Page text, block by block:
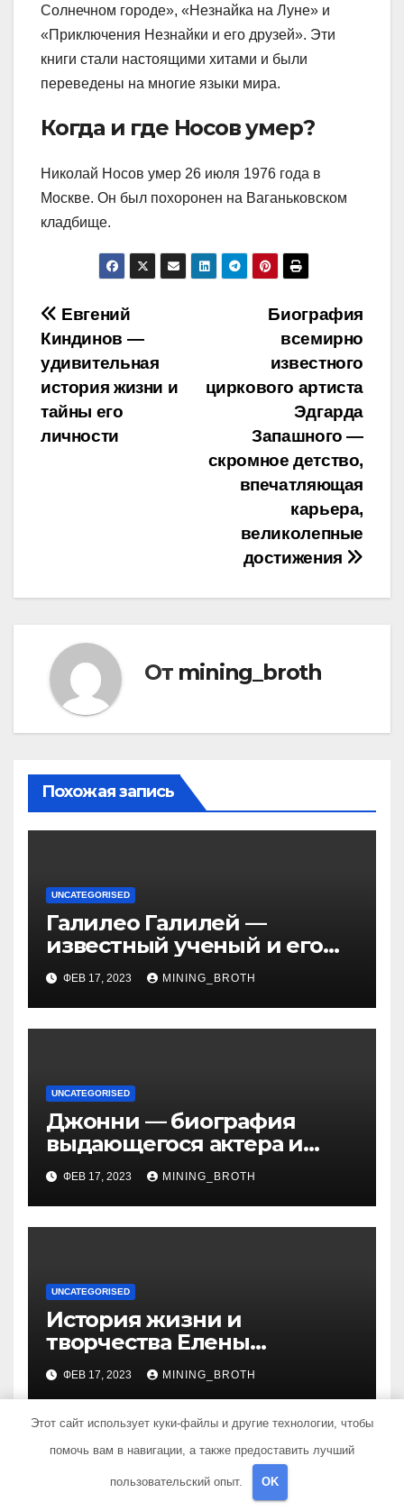
Солнечном городе», «Незнайка на Луне» и
«Приключения Незнайки и его друзей». Эти
книги стали настоящими хитами и были
переведены на многие языки мира.
Когда и где Носов умер?
Николай Носов умер 26 июля 1976 года в
Москве. Он был похоронен на Ваганьковском
кладбище.
Навигация
по
записям
Биография
всемирно
известного
циркового артиста
Эдгарда
Запашного —
скромное детство,
впечатляющая
карьера,
великолепные
достижения
Евгений
Киндинов —
удивительная
история жизни и
тайны его
личности
От mining_broth
Похожая запись
UNCATEGORISED
Галилео Галилей —
известный ученый и его
открытия — краткая
биография, достижения и
вклад в науку
ФЕВ 17, 2023 MINING_BROTH
UNCATEGORISED
Джонни — биография
выдающегося актера и
талантливого певца, чья
артистичность захватывает
миллионы сердец
ФЕВ 17, 2023 MINING_BROTH
UNCATEGORISED
История жизни и
творчества Елены
Дубровской — биография,
достижения, интересные
ФЕВ 17, 2023 MINING_BROTH
Добавить комментарий
Этот сайт использует куки-файлы и другие технологии, чтобы
помочь вам в навигации, а также предоставить лучший
пользовательский опыт. OK